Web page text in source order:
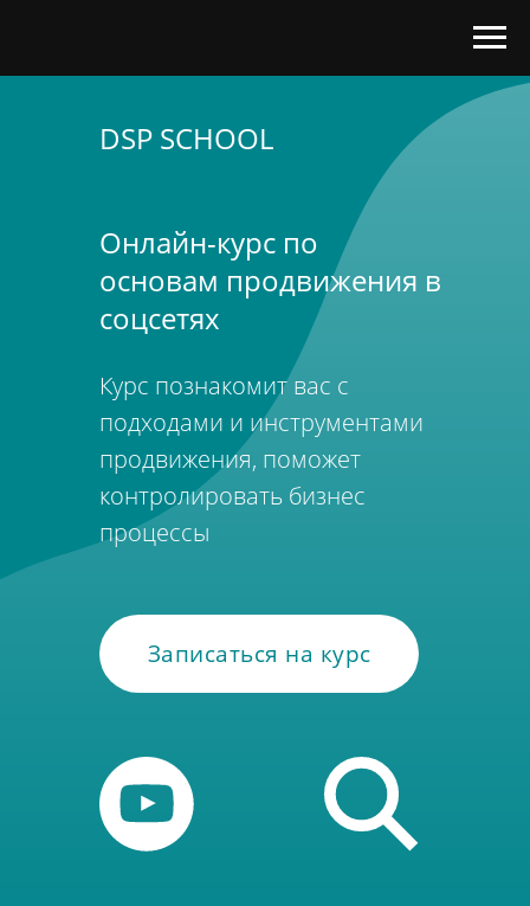
Онлайн-курс по
основам продвижения в
соцсетях
Записаться на курс
Курс познакомит вас с
подходами и инструментами
продвижения, поможет
контролировать бизнес
процессы
DSP SCHOOL